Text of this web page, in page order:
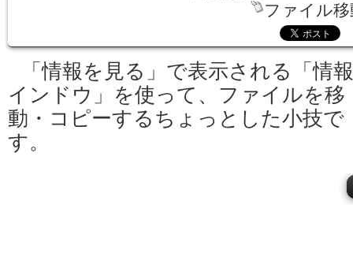
ファイル移
「情報を見る」で表示される「情
インドウ」を使って、ファイルを移
動・コピーするちょっとした小技で
す。